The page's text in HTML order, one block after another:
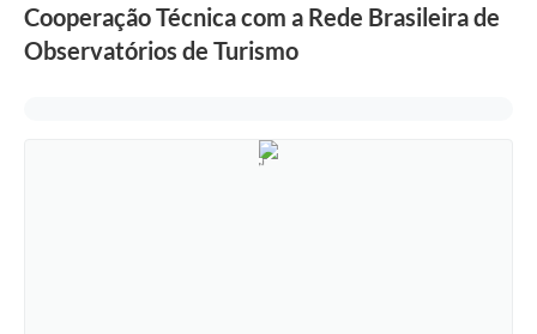
Cooperação Técnica com a Rede Brasileira de
Observatórios de Turismo